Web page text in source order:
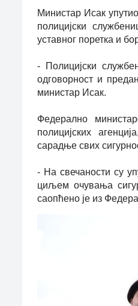
Министар Исак
полицијски
уставног поретка и
- Полицијски
одговорност и
министар Исак.
Федерално
полицијских
сарадње свих
- На свечаности су
циљем очувања
саопћено је из